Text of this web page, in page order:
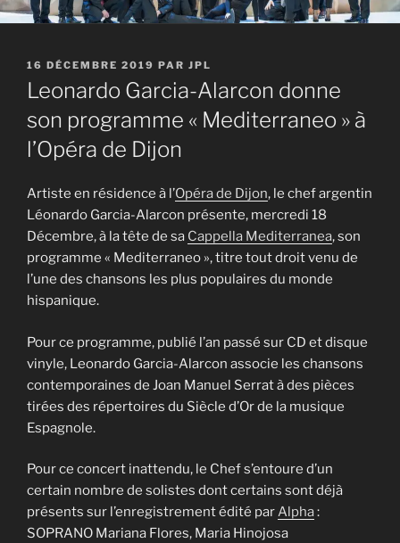
PUBLIÉ
LE
16 DÉCEMBRE 2019 PAR JPL
Leonardo Garcia-Alarcon donne
son programme « Mediterraneo » à
l’Opéra de Dijon
Artiste en résidence à l’Opéra de Dijon, le chef argentin
Léonardo Garcia-Alarcon présente, mercredi 18
Décembre, à la tête de sa Cappella Mediterranea, son
programme « Mediterraneo », titre tout droit venu de
l’une des chansons les plus populaires du monde
hispanique.
Pour ce programme, publié l’an passé sur CD et disque
vinyle, Leonardo Garcia-Alarcon associe les chansons
contemporaines de Joan Manuel Serrat à des pièces
tirées des répertoires du Siècle d’Or de la musique
Espagnole.
Pour ce concert inattendu, le Chef s’entoure d’un
certain nombre de solistes dont certains sont déjà
présents sur l’enregistrement édité parAlpha:
SOPRANO Mariana Flores, Maria Hinojosa